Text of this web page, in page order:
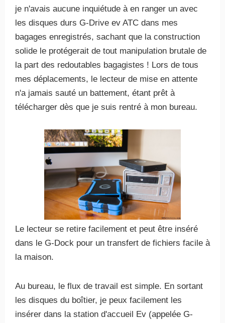
je n'avais aucune inquiétude à en ranger un avec
les disques durs G-Drive ev ATC dans mes
bagages enregistrés, sachant que la construction
solide le protégerait de tout manipulation brutale de
la part des redoutables bagagistes ! Lors de tous
mes déplacements, le lecteur de mise en attente
n'a jamais sauté un battement, étant prêt à
télécharger dès que je suis rentré à mon bureau.
Le lecteur se retire facilement et peut être inséré
dans le G-Dock pour un transfert de fichiers facile à
la maison.
Au bureau, le flux de travail est simple. En sortant
les disques du boîtier, je peux facilement les
insérer dans la station d'accueil Ev (appelée G-